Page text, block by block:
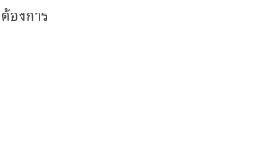
องการ